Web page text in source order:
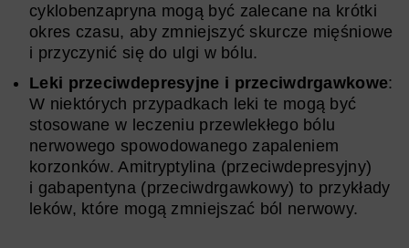
cyklobenzapryna mogą być zalecane na krótki
okres czasu, aby zmniejszyć skurcze mięśniowe
i przyczynić się do ulgi w bólu.
Leki przeciwdepresyjne i przeciwdrgawkowe:
W niektórych przypadkach leki te mogą być
stosowane w leczeniu przewlekłego bólu
nerwowego spowodowanego zapaleniem
korzonków. Amitryptylina (przeciwdepresyjny)
i gabapentyna (przeciwdrgawkowy) to przykłady
leków, które mogą zmniejszać ból nerwowy.